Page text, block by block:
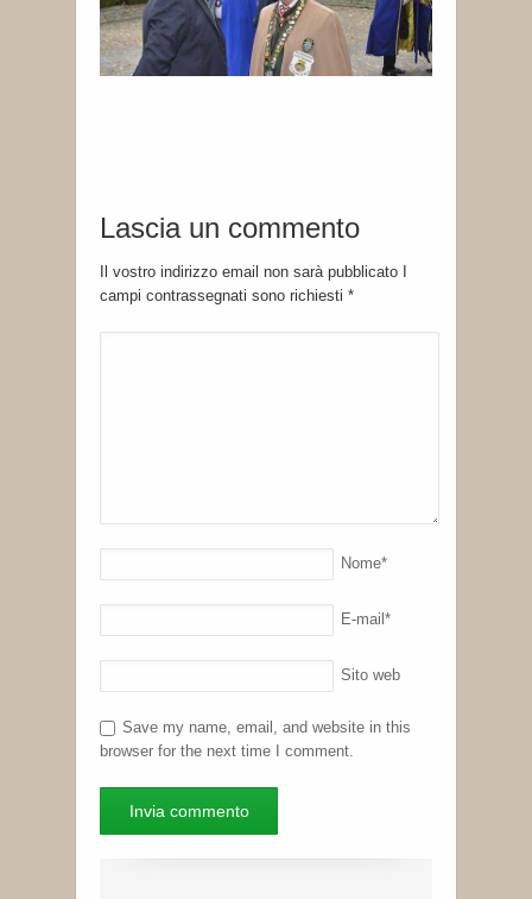
Lascia un commento
Il vostro indirizzo email non sarà pubblicato I
campi contrassegnati sono richiesti *
Nome*
E-mail *
Sito web
Save my name, email, and website in this
browser for the next time I comment.